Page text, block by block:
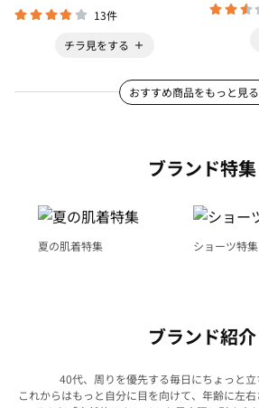
13件
チラ見をする
おすすめ商品をもっと見る
ブランド特集
夏の肌着特集
ショーツ特集
ブランド紹介
40代、周りを優先する毎日にちょっと立
これからはもっと自分に目を向けて、年齢に左右